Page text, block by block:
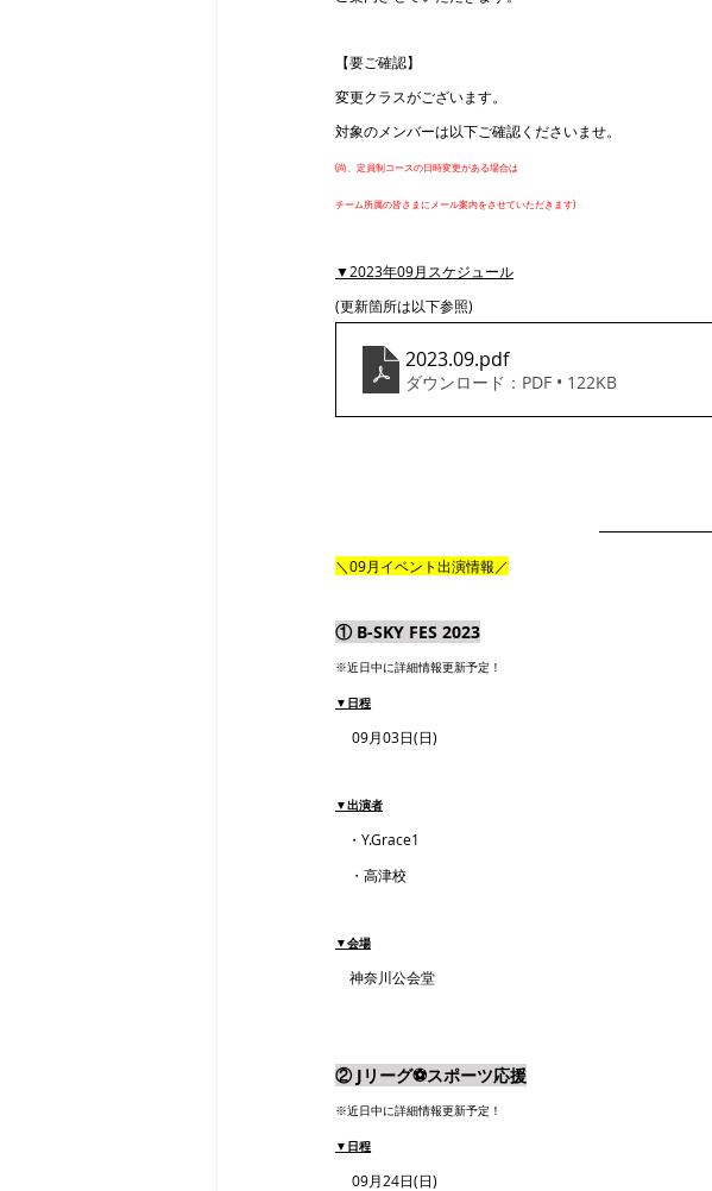
【要ご確認】
変更クラスがございます。
対象のメンバーは以下ご確認くださいませ。
(尚、定員制コースの日時変更がある場合は
チーム所属の皆さまにメール案内をさせていただきます)
▼2023年09月スケジュール
(更新箇所は以下参照)
2023.09.pdf
ダウンロード：PDF • 122KB
＼09月イベント出演情報／
① B-SKY FES 2023
※近日中に詳細情報更新予定！
▼日程
09月03日(日)
▼出演者
・Y.Grace1
・高津校
▼会場
神奈川公会堂
② Jリーグ⚽️スポーツ応援
※近日中に詳細情報更新予定！
▼日程
09月24日(日)